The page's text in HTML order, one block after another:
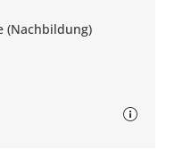
(Nachbildung)